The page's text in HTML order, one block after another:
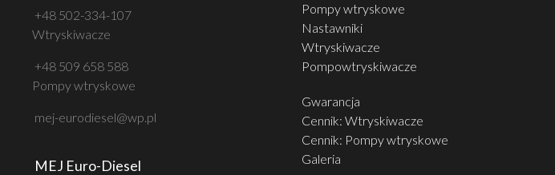
+48 502-334-107
Wtryskiwacze
+48 509 658 588
Pompy wtryskowe
mej-eurodiesel@wp.pl
MEJ Euro-Diesel
Pompy wtryskowe
Nastawniki
Wtryskiwacze
Pompowtryskiwacze
Gwarancja
Cennik: Wtryskiwacze
Cennik: Pompy wtryskowe
Galeria